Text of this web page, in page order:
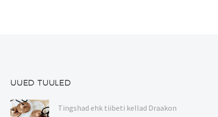
UUED TUULED
Tingshad ehk tiibeti kellad Draakon